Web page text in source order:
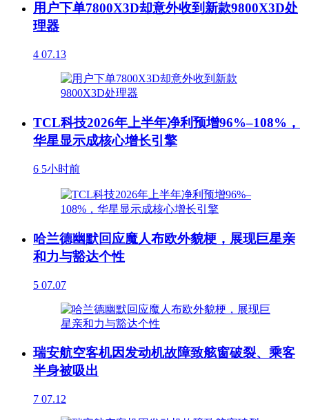
用户下单7800X3D却意外收到新款9800X3D处
理器
4 07.13
TCL科技2026年上半年净利预增96%–108%，
华星显示成核心增长引擎
6 5小时前
哈兰德幽默回应魔人布欧外貌梗，展现巨星亲
和力与豁达个性
5 07.07
瑞安航空客机因发动机故障致舷窗破裂、乘客
半身被吸出
7 07.12